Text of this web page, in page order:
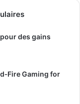
des gains
Gaming for